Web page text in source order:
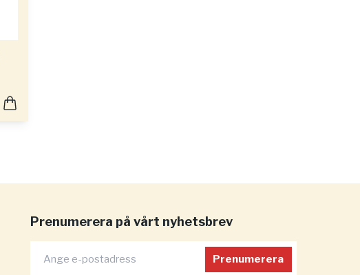
Prenumerera på vårt nyhetsbrev
Prenumerera